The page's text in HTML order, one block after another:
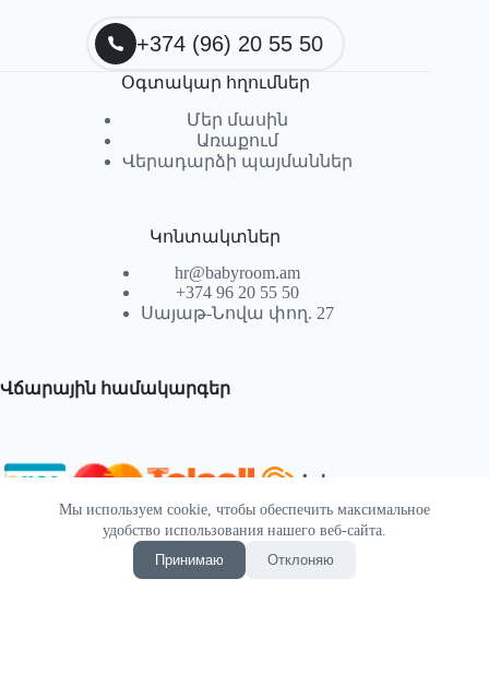
Мы используем cookie, чтобы обеспечить максимальное
удобство использования нашего веб-сайта.
Принимаю
Отклоняю
+374 (96) 20 55 50
Օգտակար հղումներ
Մեր մասին
Առաքում
Վերադարձի պայմաններ
Կոնտակտներ
hr@babyroom.am
+374 96 20 55 50
Սայաթ-Նովա փող. 27
Վճարային համակարգեր
© 2026 | Powered by SEKTIF